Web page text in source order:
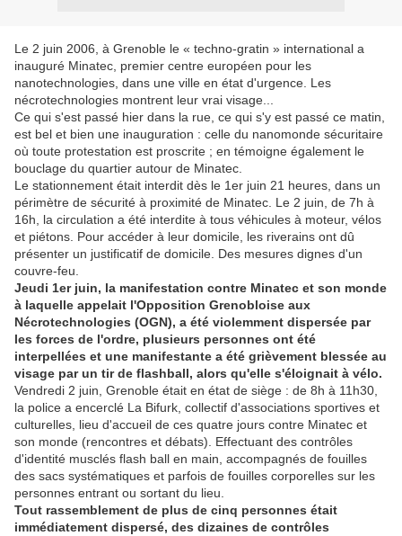
Le 2 juin 2006, à Grenoble le « techno-gratin » international a
inauguré Minatec, premier centre européen pour les
nanotechnologies, dans une ville en état d'urgence. Les
nécrotechnologies montrent leur vrai visage...
Ce qui s'est passé hier dans la rue, ce qui s'y est passé ce matin,
est bel et bien une inauguration : celle du nanomonde sécuritaire
où toute protestation est proscrite ; en témoigne également le
bouclage du quartier autour de Minatec.
Le stationnement était interdit dès le 1er juin 21 heures, dans un
périmètre de sécurité à proximité de Minatec. Le 2 juin, de 7h à
16h, la circulation a été interdite à tous véhicules à moteur, vélos
et piétons. Pour accéder à leur domicile, les riverains ont dû
présenter un justificatif de domicile. Des mesures dignes d'un
couvre-feu.
Jeudi 1er juin, la manifestation contre Minatec et son monde
à laquelle appelait l'Opposition Grenobloise aux
Nécrotechnologies (OGN), a été violemment dispersée par
les forces de l'ordre, plusieurs personnes ont été
interpellées et une manifestante a été grièvement blessée au
visage par un tir de flashball, alors qu'elle s'éloignait à vélo.
Vendredi 2 juin, Grenoble était en état de siège : de 8h à 11h30,
la police a encerclé La Bifurk, collectif d'associations sportives et
culturelles, lieu d'accueil de ces quatre jours contre Minatec et
son monde (rencontres et débats). Effectuant des contrôles
d'identité musclés flash ball en main, accompagnés de fouilles
des sacs systématiques et parfois de fouilles corporelles sur les
personnes entrant ou sortant du lieu.
Tout rassemblement de plus de cinq personnes était
immédiatement dispersé, des dizaines de contrôles